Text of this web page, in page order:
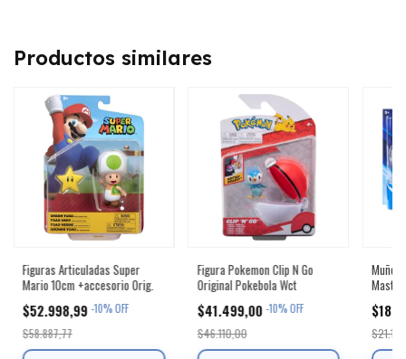
Productos similares
Figuras Articuladas Super
Mario 10cm +accesorio Orig.
$52.998,99-10%OFF
$58.887,77
Figura Pokemon Clip N Go
Original Pokebola Wct
$41.499,00-10%OFF
$46.110,00
Master